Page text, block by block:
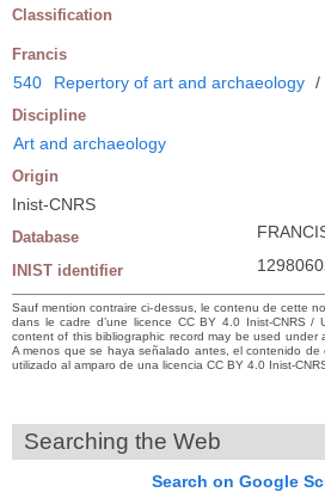
Classification
Francis
540 Repertory of art and archaeology /
Discipline
Art and archaeology
Origin
Inist-CNRS
Database
INIST identifier
Sauf mention contraire ci-dessus, le contenu de cette
dans le cadre d’une licence CC BY 4.0 Inist-CNRS /
content of this bibliographic record may be used under
A menos que se haya señalado antes, el contenido de
utilizado al amparo de una licencia CC BY 4.0 Inist-
Searching the Web
Search on Google